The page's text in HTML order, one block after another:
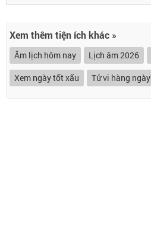
Xem thêm tiện ích khác »
Âm lịch hôm nay Lịch âm 2026
Xem ngày tốt xấu
Tử vi hàng ngày